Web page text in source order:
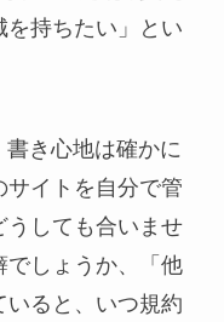
持ちたい」とい
き心地は確かに
イトを自分で管
しても合いませ
しょうか、「他
いると、いつ規約